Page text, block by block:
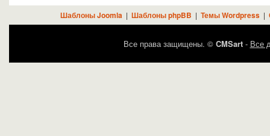
Шаблоны Joomla | Шаблоны phpBB | Темы Wordpress|
Все права защищены. © CMSart- Все